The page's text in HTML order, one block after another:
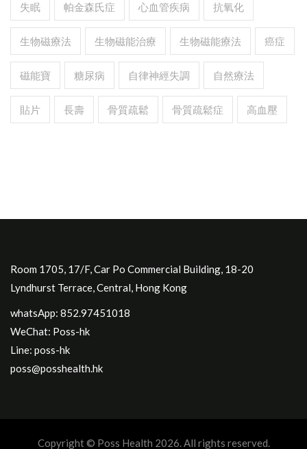
失眠 帕金森氏症 心血管疾病 抗氧化
生物磁療法 生物磁能治療 生物磁能療法 癌症
磁能寶 糖尿病 自律神經失調 自然療法
貼片 長壽 骨質疏鬆 骨質疏鬆症 高血壓
Room 1705, 17/F, Car Po Commercial Building, 18-20
Lyndhurst Terrace, Central, Hong Kong
whatsApp: 852.97451018
WeChat: Poss-hk
Line: poss-hk
poss@posshealth.hk
Copyright © Poss Health 2026. All rights reserved.